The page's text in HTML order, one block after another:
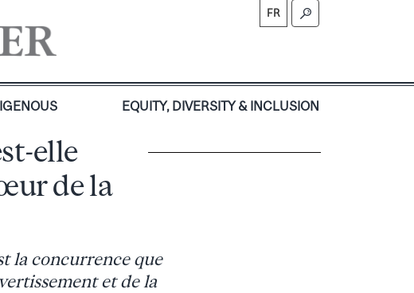
FR
EQUITY, DIVERSITY & INCLUSION
elle
de la
la concurrence que
et de la